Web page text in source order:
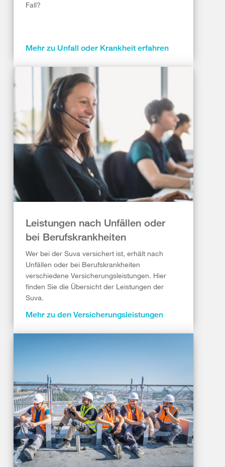
Fall?
Mehr zu Unfall oder Krankheit erfahren
Leistungen nach Unfällen oder
bei Berufskrankheiten
Wer bei der Suva versichert ist, erhält nach
Unfällen oder bei Berufskrankheiten
verschiedene Versicherungsleistungen. Hier
finden Sie die Übersicht der Leistungen der
Suva.
Mehr zu den Versicherungsleistungen